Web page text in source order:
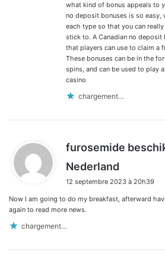
what kind of bonus appeals to
no deposit bonuses is so
each type so that you can
stick to. A Canadian no
that players can use to claim a
These bonuses can be in the
spins, and can be used to play
casino
chargement…
furosemide
Nederland
t
12 septembre 2023 à 20h39
Now I am going to do my breakfast, afterward
again to read more news.
chargement…